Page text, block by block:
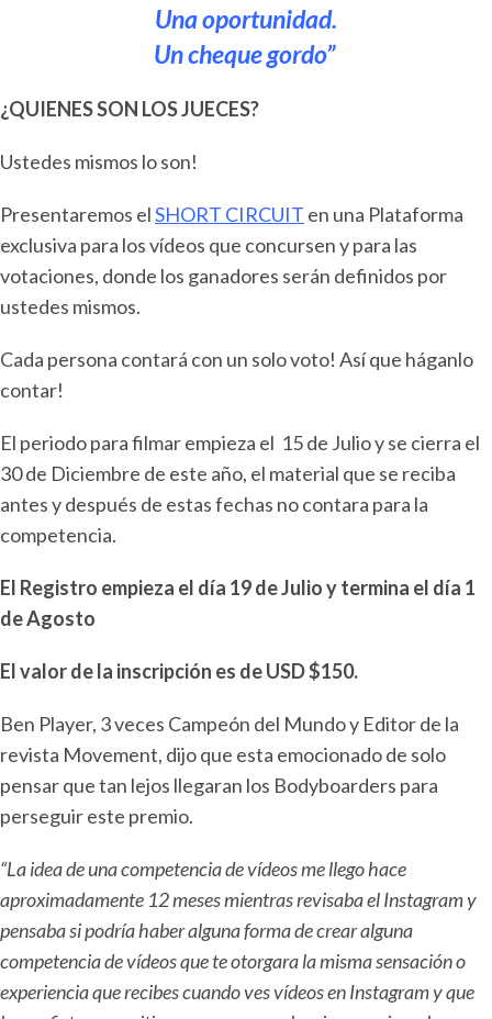
Una oportunidad.
Un cheque gordo”
¿QUIENES SON LOS JUECES?
Ustedes mismos lo son!
Presentaremos elSHORT CIRCUIT en una Plataforma
exclusiva para los vídeos que concursen y para las
votaciones, donde los ganadores serán definidos por
ustedes mismos.
Cada persona contará con un solo voto! Así que háganlo
contar!
El periodo para filmar empieza el 15 de Julio y se cierra el
30 de Diciembre de este año, el material que se reciba
antes y después de estas fechas no contara para la
competencia.
El Registro empieza el día 19 de Julio y termina el día 1
de Agosto
El valor de la inscripción es de USD $150.
Ben Player, 3 veces Campeón del Mundo y Editor de la
revista Movement, dijo que esta emocionado de solo
pensar que tan lejos llegaran los Bodyboarders para
perseguir este premio.
“La idea de una competencia de vídeos me llego hace
aproximadamente 12 meses mientras revisaba el Instagram y
pensaba si podría haber alguna forma de crear alguna
competencia de vídeos que te otorgara la misma sensación o
experiencia que recibes cuando ves vídeos en Instagram y que